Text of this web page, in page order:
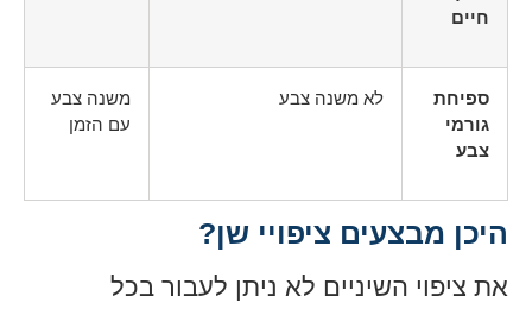
חיים
ספיחת
גורמי
צבע
לא משנה צבע
משנה צבע
עם הזמן
היכן מבצעים ציפויי שן?
את ציפוי השיניים לא ניתן לעבור בכל